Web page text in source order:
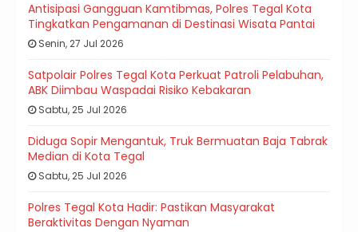
Antisipasi Gangguan Kamtibmas, Polres Tegal Kota
Tingkatkan Pengamanan di Destinasi Wisata Pantai
Senin, 27 Jul 2026
Satpolair Polres Tegal Kota Perkuat Patroli Pelabuhan,
ABK Diimbau Waspadai Risiko Kebakaran
Sabtu, 25 Jul 2026
Diduga Sopir Mengantuk, Truk Bermuatan Baja Tabrak
Median di Kota Tegal
Sabtu, 25 Jul 2026
Polres Tegal Kota Hadir: Pastikan Masyarakat
Beraktivitas Dengan Nyaman